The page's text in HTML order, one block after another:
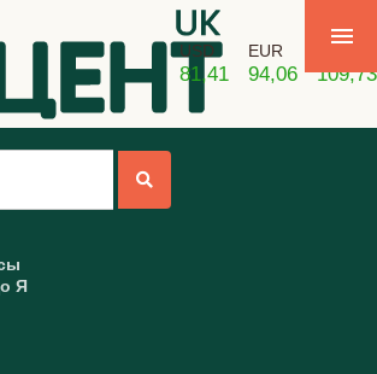
USD
81,41
EUR
94,06 109,73
Я